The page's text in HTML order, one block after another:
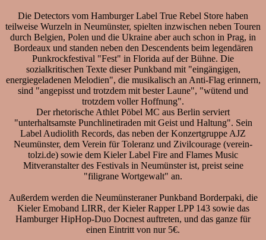
Die Detectors vom Hamburger Label True Rebel Store haben
teilweise Wurzeln in Neumünster, spielten inzwischen neben Touren
durch Belgien, Polen und die Ukraine aber auch schon in Prag, in
Bordeaux und standen neben den Descendents beim legendären
Punkrockfestival "Fest" in Florida auf der Bühne. Die
sozialkritischen Texte dieser Punkband mit "eingängigen,
energiegeladenen Melodien", die musikalisch an Anti-Flag erinnern,
sind "angepisst und trotzdem mit bester Laune", "wütend und
trotzdem voller Hoffnung".
Der rhetorische Athlet Pöbel MC aus Berlin serviert
"unterhaltsamste Punchlinetiraden mit Geist und Haltung". Sein
Label Audiolith Records, das neben der Konzertgruppe AJZ
Neumünster, dem Verein für Toleranz und Zivilcourage (verein-
tolzi.de) sowie dem Kieler Label Fire and Flames Music
Mitveranstalter des Festivals in Neumünster ist, preist seine
"filigrane Wortgewalt" an.
Außerdem werden die Neumünsteraner Punkband Borderpaki, die
Kieler Emoband LIRR, der Kieler Rapper LPP 143 sowie das
Hamburger HipHop-Duo Docnest auftreten, und das ganze für
einen Eintritt von nur 5€.